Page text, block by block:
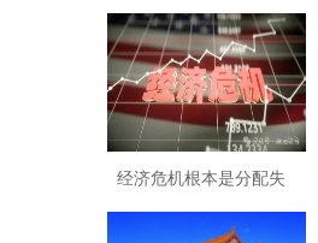
学》
经济危机根本是分配失
衡：要警惕分化导致系统